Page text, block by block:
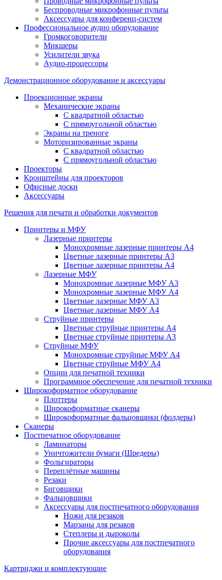
Беспроводные микрофонные пульты
Аксессуары для конференц-систем
Профессиональное аудио оборудование
Громкоговорители
Микшеры
Усилители звука
Аудио-процессоры
Демонстрационное оборудование и аксессуары
Проекционные экраны
Механические экраны
С квадратной областью
С прямоугольной областью
Экраны на треноге
Моторизированные экраны
С квадратной областью
С прямоугольной областью
Проекторы
Кронштейны для проекторов
Офисные доски
Аксессуары
Решения для печати и обработки документов
Принтеры и МФУ
Лазерные принтеры
Монохромные лазерные принтеры А4
Цветные лазерные принтеры А3
Цветные лазерные принтеры А4
Лазерные МФУ
Монохромные лазерные МФУ А3
Монохромные лазерные МФУ А4
Цветные лазерные МФУ А3
Цветные лазерные МФУ А4
Струйные принтеры
Цветные струйные принтеры А4
Цветные струйные принтеры А3
Струйные МФУ
Монохромные струйные МФУ А4
Цветные струйные МФУ А4
Опции для печатной техники
Программное обеспечение для печатной техники
Широкоформатное оборудование
Плоттеры
Широкоформатные сканеры
Широкоформатные фальцовщики (фолдеры)
Сканеры
Постпечатное оборудование
Ламинаторы
Уничтожители бумаги (Шредеры)
Фольгираторы
Переплётные машины
Резаки
Биговщики
Фальцовщики
Аксессуары для постпечатного оборудования
Ножи для резаков
Марзаны для резаков
Степлеры и дыроколы
Прочие аксессуары для постпечатного
оборудования
Картриджи и комплектующие